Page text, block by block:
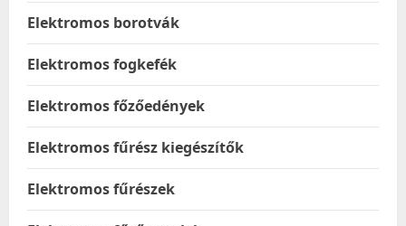
Elektromos borotvák
Elektromos fogkefék
Elektromos főzőedények
Elektromos fűrész kiegészítők
Elektromos fűrészek